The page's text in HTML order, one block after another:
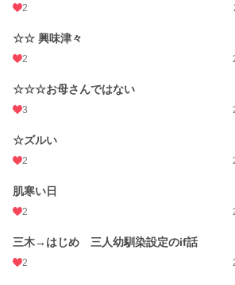
2
☆☆ 興味津々
2
☆☆☆お母さんではない
3
☆ズルい
2
肌寒い日
2
三木→はじめ 三人幼馴染設定のif話
2